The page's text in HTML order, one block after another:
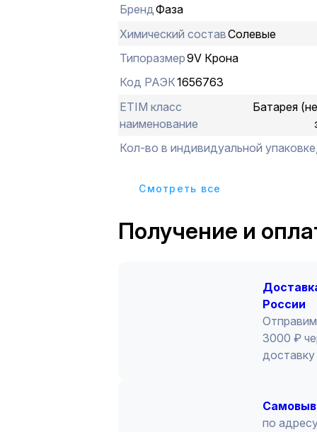
БрендФаза
Химический составСолевые
Типоразмер9V Крона
Код РАЭК1656763
ETIM класс
наименование
Батарея
Кол-во в индивидуальной
Cмотреть все
Получение и
России
3000 ₽
по